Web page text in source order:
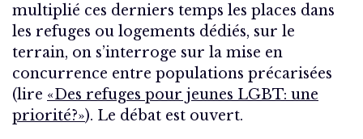
multiplié ces derniers temps les places dans
les refuges ou logements dédiés, sur le
terrain, on s’interroge sur la mise en
concurrence entre populations précarisées
(lire «Des refuges pour jeunes LGBT: une
priorité?»). Le débat est ouvert.